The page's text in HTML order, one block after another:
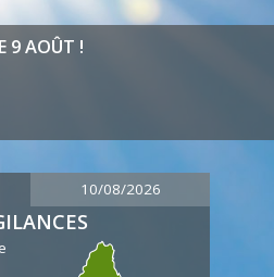
9 AOÛT !
10/08/2026